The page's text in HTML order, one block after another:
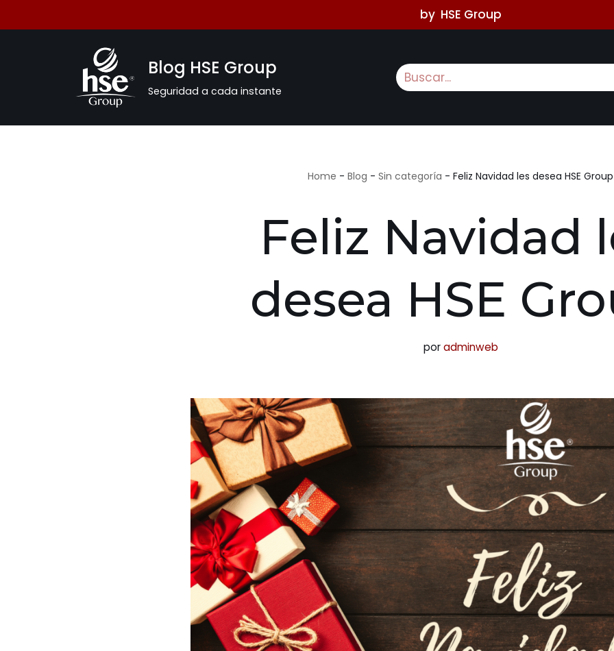
by HSE Group
Blog HSE Group
Seguridad a cada instante
Home - Blog - Sin categoría - Feliz Navidad les desea HSE Group
Feliz Navidad
desea HSE
poradminweb